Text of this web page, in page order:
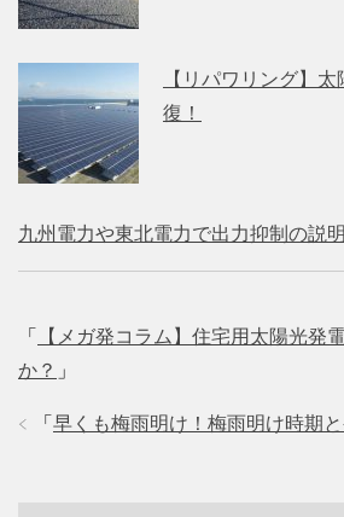
【リパワリング】
復！
九州電力や東北電力で出力抑制の説
「
【メガ発コラム】住宅用太陽光発
か？ 」
「 早くも梅雨明け！梅雨明け時期